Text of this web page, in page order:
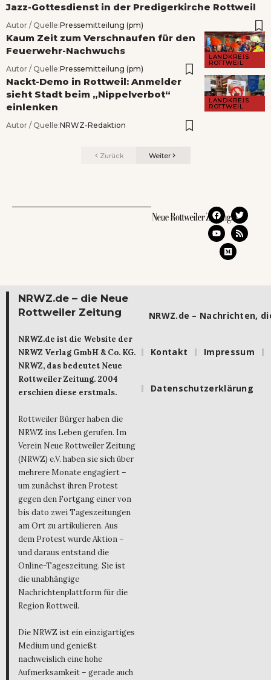
Jazz-Gottesdienst in der Predigerkirche Rottweil
Autor / Quelle:Pressemitteilung (pm)
LANDKREIS
ROTTWEIL
Kaum Zeit zum Verschnaufen für den
Feuerwehr-Nachwuchs
Autor / Quelle:Pressemitteilung (pm)
LANDKREIS
ROTTWEIL
Nackt-Demo in Rottweil: Anmelder
sieht Stadt beim „Nippelverbot“
einlenken
Autor / Quelle:NRWZ-Redaktion
Zurück Weiter
NRWZ.de – die Neue
Rottweiler Zeitung
NRWZ.de ist die Website der
NRWZ Verlag GmbH & Co. KG.
NRWZ, das bedeutet Neue
Rottweiler Zeitung. 2004
erschien diese erstmals.
Rottweiler Bürger haben die
NRWZ ins Leben gerufen. Im
Verein Neue Rottweiler Zeitung
(NRWZ) e.V. haben sie sich über
mehrere Monate engagiert –
um zunächst ihren Protest
gegen den Fortgang einer von
bis dato zwei Tageszeitungen
am Ort zu artikulieren. Aus
dem Protest wurde Aktion –
und daraus entstand die
Online-Tageszeitung. Sie ist
die unabhängige
Nachrichtenplattform für die
Region Rottweil.
Die NRWZ ist ein einzigartiges
Medium und genießt
nachweislich eine hohe
Aufmerksamkeit – gerade auch
NRWZ.de – Nachrichten,
Kontakt Impressum
Datenschutzerklärung